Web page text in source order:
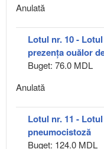
Anulată
Lotul nr. 10 -
prezența ouălor
Buget: 76.0 MDL
Anulată
Lotul nr. 11 -
pneumocistoză
Buget: 124.0 MDL